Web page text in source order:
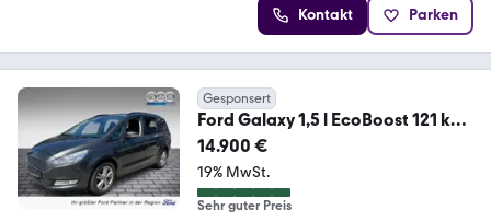
Kontakt Parken
Gesponsert
Ford Galaxy 1,5 l EcoBoost 121 kW
165 PS B Titanium
14.900 €
19% MwSt.
Sehr guter Preis